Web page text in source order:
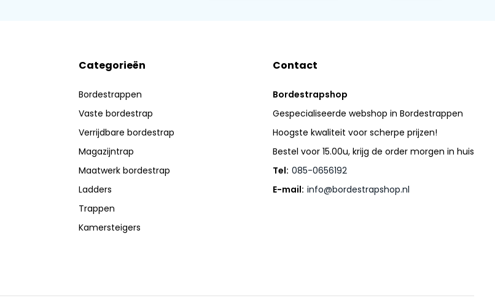
Categorieën
Bordestrappen
Vaste bordestrap
Verrijdbare bordestrap
Magazijntrap
Maatwerk bordestrap
Ladders
Trappen
Kamersteigers
Contact
Bordestrapshop
Gespecialiseerde webshop in Bordestrappen
Hoogste kwaliteit voor scherpe prijzen!
Bestel voor 15.00u, krijg de order morgen in huis
Tel: 085-0656192
E-mail: info@bordestrapshop.nl